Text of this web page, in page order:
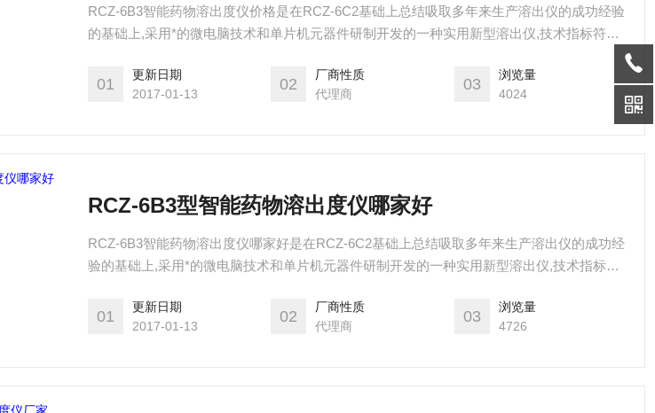
RCZ-6B3智能药物溶出度仪价格是在RCZ-6C2基础上总结吸取多年来生产溶出仪的成功经验
的基础上,采用*的微电脑技术和单片机元器件研制开发的一种实用新型溶出仪,技术指标符合
01
更新日期
2017-01-13
02
厂商性质
代理商
03
浏览量
4024
RCZ-6B3型智能药物溶出度仪哪家好
RCZ-6B3智能药物溶出度仪哪家好是在RCZ-6C2基础上总结吸取多年来生产溶出仪的成功经
验的基础上,采用*的微电脑技术和单片机元器件研制开发的一种实用新型溶出仪,技术指标符
01
更新日期
2017-01-13
02
厂商性质
代理商
03
浏览量
4726